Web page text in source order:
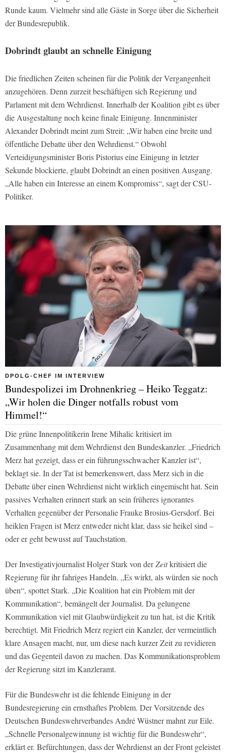
Runde kaum. Vielmehr sind alle Gäste in Sorge über die Sicherheit
der Bundesrepublik.
Dobrindt glaubt an schnelle Einigung
Die friedlichen Zeiten scheinen für die Politik der Vergangenheit
anzugehören. Denn zurzeit beschäftigen sich Regierung und
Parlament mit dem Wehrdienst. Innerhalb der Koalition gibt es über
die Ausgestaltung noch keine finale Einigung. Innenminister
Alexander Dobrindt meint zum Streit: „Wir haben eine breite und
öffentliche Debatte über den Wehrdienst.“ Obwohl
Verteidigungsminister Boris Pistorius eine Einigung in letzter
Sekunde blockierte, glaubt Dobrindt an einen positiven Ausgang.
„Alle haben ein Interesse an einem Kompromiss“, sagt der CSU-
Politiker.
DPOLG-CHEF IM INTERVIEW
Bundespolizei im Drohnenkrieg – Heiko Teggatz:
„Wir holen die Dinger notfalls robust vom
Himmel!“
Die grüne Innenpolitikerin Irene Mihalic kritisiert im
Zusammenhang mit dem Wehrdienst den Bundeskanzler. „Friedrich
Merz hat gezeigt, dass er ein führungsschwacher Kanzler ist“,
beklagt sie. In der Tat ist bemerkenswert, dass Merz sich in die
Debatte über einen Wehrdienst nicht wirklich eingemischt hat. Sein
passives Verhalten erinnert stark an sein früheres ignorantes
Verhalten gegenüber der Personalie Frauke Brosius-Gersdorf. Bei
heiklen Fragen ist Merz entweder nicht klar, dass sie heikel sind –
oder er geht bewusst auf Tauchstation.
Der Investigativjournalist Holger Stark von derZeitkritisiert die
Regierung für ihr fahriges Handeln. „Es wirkt, als würden sie noch
üben“, spottet Stark. „Die Koalition hat ein Problem mit der
Kommunikation“, bemängelt der Journalist. Da gelungene
Kommunikation viel mit Glaubwürdigkeit zu tun hat, ist die Kritik
berechtigt. Mit Friedrich Merz regiert ein Kanzler, der vermeintlich
klare Ansagen macht, nur, um diese nach kurzer Zeit zu revidieren
und das Gegenteil davon zu machen. Das Kommunikationsproblem
der Regierung sitzt im Kanzleramt.
Für die Bundeswehr ist die fehlende Einigung in der
Bundesregierung ein ernsthaftes Problem. Der Vorsitzende des
Deutschen Bundeswehrverbandes André Wüstner mahnt zur Eile.
„Schnelle Personalgewinnung ist wichtig für die Bundeswehr“,
erklärt er. Befürchtungen, dass der Wehrdienst an der Front geleistet